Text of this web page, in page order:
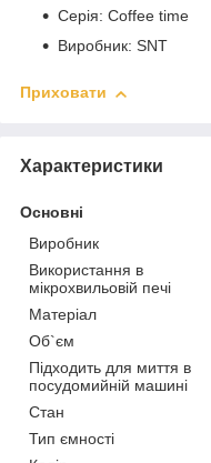
Серія: Coffee time
Виробник: SNT
Приховати
Характеристики
Основні
Виробник
Використання в
мікрохвильовій печі
Матеріал
Об`єм
Підходить для миття в
посудомийній машині
Стан
Тип ємності